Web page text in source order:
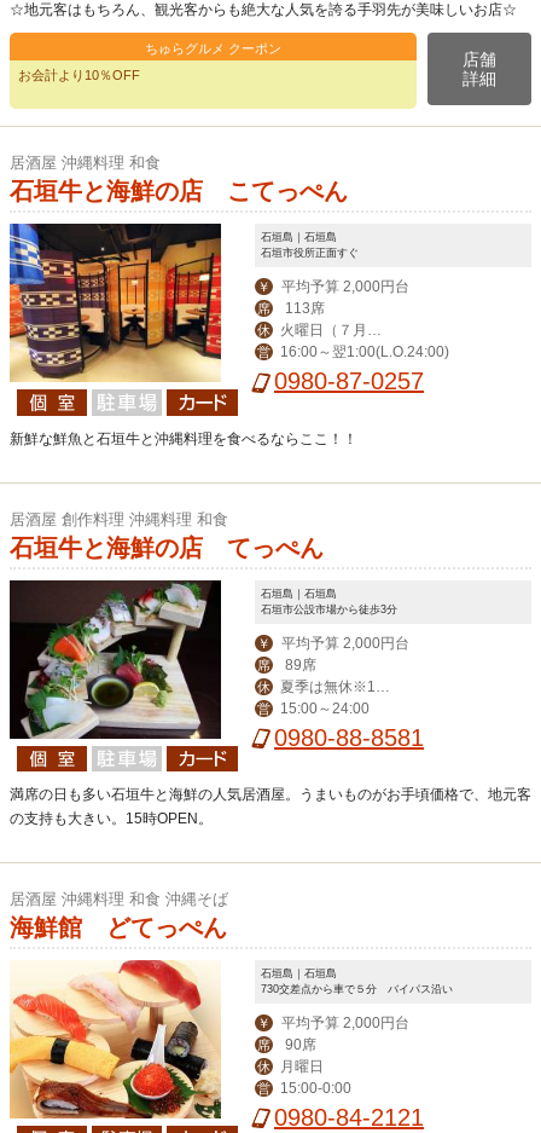
☆地元客はもちろん、観光客からも絶大な人気を誇る手羽先が美味しいお店☆
ちゅらグルメ クーポン
お会計より10％OFF
店舗
詳細
居酒屋 沖縄料理 和食
石垣牛と海鮮の店 こてっぺん
石垣島｜石垣島
石垣市役所正面すぐ
￥ 平均予算 2,000円台
席 113席
休
り無休）
営 16:00～翌1:00(L.O.24:00)
0980-87-0257
新鮮な鮮魚と石垣牛と沖縄料理を食べるならここ！！
居酒屋 創作料理 沖縄料理 和食
石垣牛と海鮮の店 てっぺん
石垣島｜石垣島
石垣市公設市場から徒歩3分
￥ 平均予算 2,000円台
席 89席
休
月～毎週水曜定休
営 15:00～24:00
0980-88-8581
満席の日も多い石垣牛と海鮮の人気居酒屋。うまいものがお手頃価格で、地元客
の支持も大きい。15時OPEN。
居酒屋 沖縄料理 和食 沖縄そば
海鮮館 どてっぺん
石垣島｜石垣島
730交差点から車で５分 バイパス沿い
￥ 平均予算 2,000円台
席 90席
休 月曜日
営 15:00‐0:00
0980-84-2121